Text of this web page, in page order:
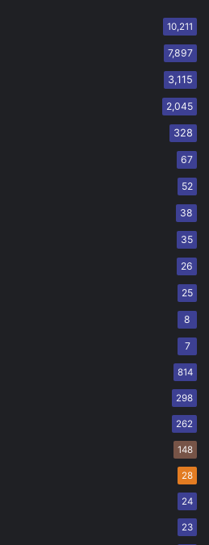
10,211
7,897
3,115
2,045
328
67
52
38
35
26
25
8
7
814
298
262
148
28
24
23